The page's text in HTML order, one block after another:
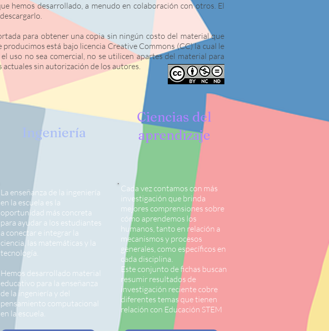
hemos desarrollado, a menudo en colaboración con otros. El
para obtener una copia sin ningún costo del material que
está bajo licencia Creative Commons (CC) la cual le
uso no sea comercial, no se utilicen apartes del material para
sin autorización de los autores.
Ingeniería
Ciencias del
aprendizaje
La enseñanza de la ingeniería
en la escuela es la
oportunidad más concreta
para ayudar a los estudiantes
a conectar e integrar la
ciencia, las matemáticas y la
tecnología.
Hemos desarrollado material
educativo para la enseñanza
de la ingeniería y del
pensamiento computacional
en la escuela.
Cada vez contamos con más
investigación que brinda
mejores comprensiones sobre
cómo aprendemos los
humanos, tanto en relación a
mecanismos y procesos
generales, como específicos en
cada disciplina.
Este conjunto de fichas buscan
resumir resultados de
investigación reciente cobre
diferentes temas que tienen
relación con Educación STEM